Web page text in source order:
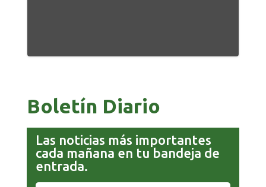
Boletín Diario
Las noticias más importantes
cada mañana en tu bandeja de
entrada.